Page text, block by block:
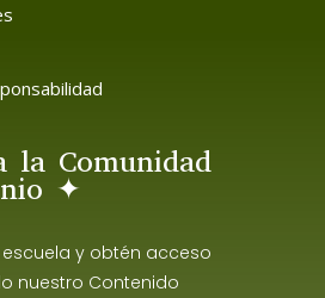
la Comunidad
✦
y obtén acceso
nuestro Contenido